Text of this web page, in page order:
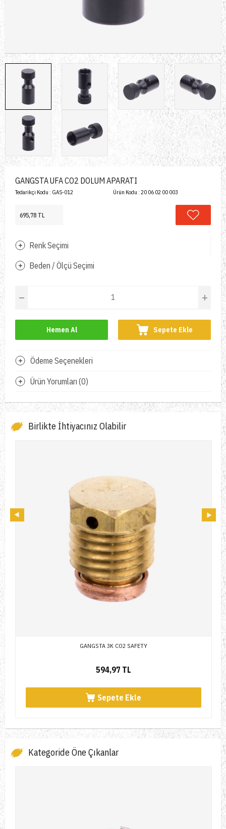
GANGSTA UFA CO2 DOLUM APARATI
Tedarikçi Kodu : GAS-012 Ürün Kodu : 20 06 02 00 003
695,78 TL
Renk Seçimi
Beden / Ölçü Seçimi
Hemen Al Sepete Ekle
Ödeme Seçenekleri
Ürün Yorumları (0)
Birlikte İhtiyacınız Olabilir
GANGSTA 3K CO2 SAFETY
594,97 TL
Sepete Ekle
Kategoride Öne Çıkanlar